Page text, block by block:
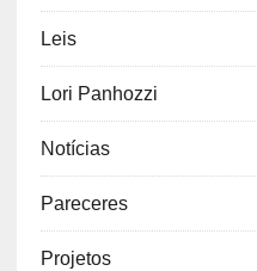
Leis
Lori Panhozzi
Notícias
Pareceres
Projetos